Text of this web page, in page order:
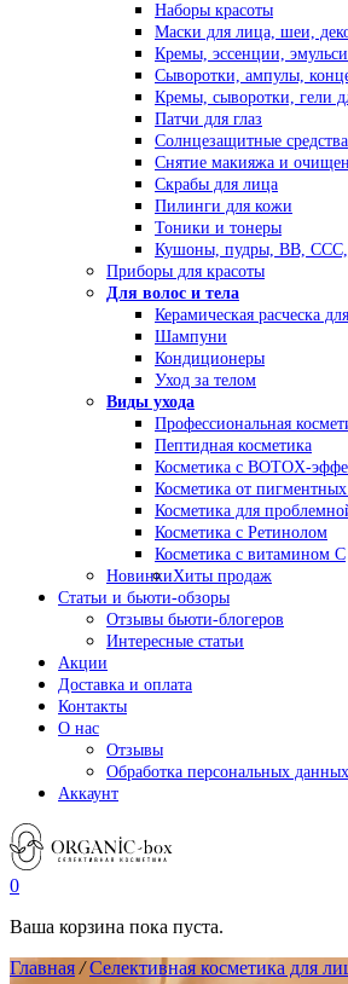
Наборы красоты
Маски для лица, шеи,
Кремы, эссенции,
Сыворотки, ампулы,
Кремы, сыворотки, гели
Патчи для глаз
Солнцезащитные средства
Снятие макияжа и
Скрабы для лица
Пилинги для кожи
Тоники и тонеры
Кушоны, пудры, ВВ,
Приборы для красоты
Для волос и тела
Керамическая расческа
Шампуни
Кондиционеры
Уход за телом
Виды ухода
Профессиональная
Пептидная косметика
Косметика с BOTOX-
Косметика от пигментных
Косметика для
Косметика с Ретинолом
Косметика с витамином С
НовинкиХиты продаж
Статьи и бьюти-обзоры
Отзывы бьюти-блогеров
Интересные статьи
Акции
Доставка и оплата
Контакты
О нас
Отзывы
Обработка персональных данных
Аккаунт
0
Ваша корзина пока пуста.
Главная /Селективная косметика для